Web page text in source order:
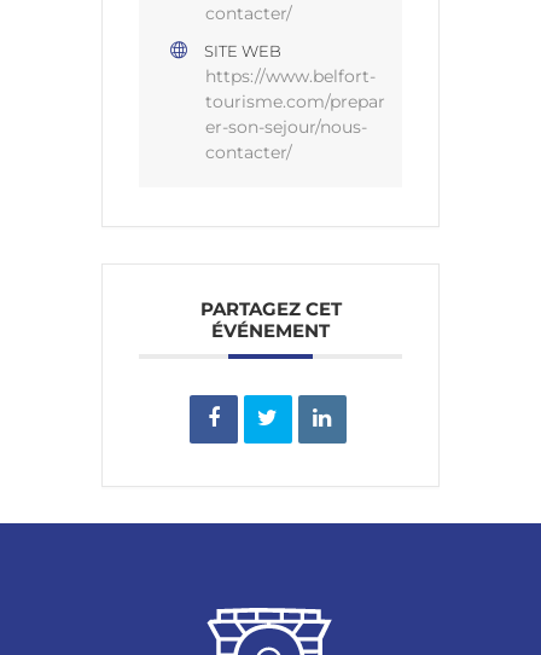
contacter/
SITE WEB
https://www.belfort-
tourisme.com/prepar
er-son-sejour/nous-
contacter/
PARTAGEZ CET
ÉVÉNEMENT